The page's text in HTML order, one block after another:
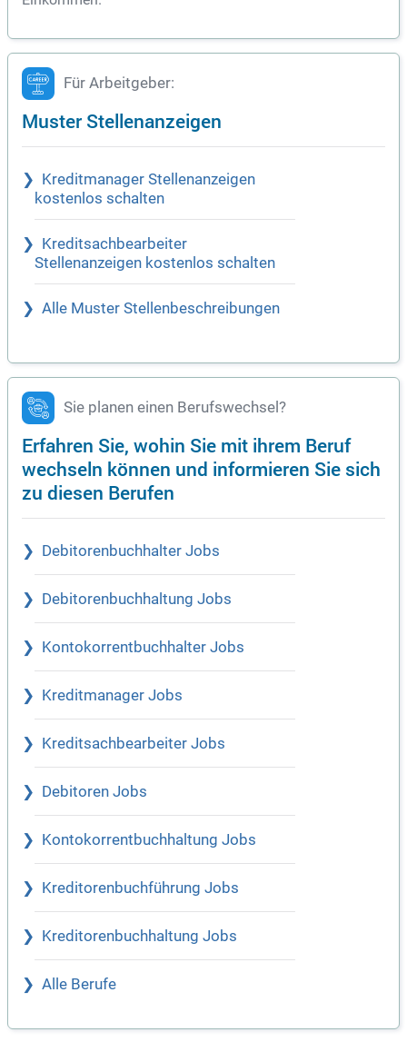
Für Arbeitgeber:
Muster Stellenanzeigen
Kreditmanager Stellenanzeigen
kostenlos schalten
Kreditsachbearbeiter
Stellenanzeigen kostenlos schalten
Alle Muster Stellenbeschreibungen
Sie planen einen Berufswechsel?
Erfahren Sie, wohin Sie mit ihrem Beruf
wechseln können und informieren Sie sich
zu diesen Berufen
Debitorenbuchhalter Jobs
Debitorenbuchhaltung Jobs
Kontokorrentbuchhalter Jobs
Kreditmanager Jobs
Kreditsachbearbeiter Jobs
Debitoren Jobs
Kontokorrentbuchhaltung Jobs
Kreditorenbuchführung Jobs
Kreditorenbuchhaltung Jobs
Alle Berufe